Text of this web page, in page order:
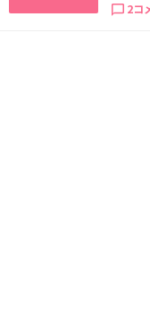
2コ